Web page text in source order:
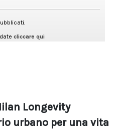
Longevity
urbano per una vita